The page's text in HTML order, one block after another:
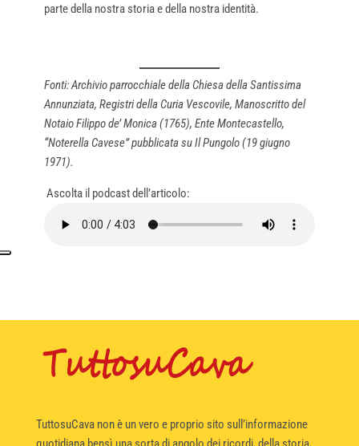
parte della nostra storia e della nostra identità.
Fonti: Archivio parrocchiale della Chiesa della Santissima
Annunziata, Registri della Curia Vescovile, Manoscritto del
Notaio Filippo de’ Monica (1765), Ente Montecastello,
“Noterella Cavese” pubblicata su Il Pungolo (19 giugno
1971).
Ascolta il podcast dell’articolo:
TuttosuCava non è un vero e proprio sito sull’informazione